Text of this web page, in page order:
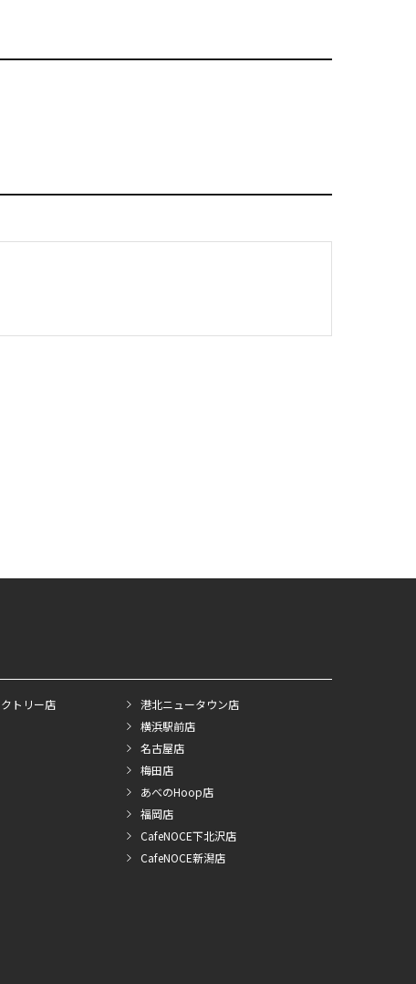
トリー店
港北ニュータウン店
横浜駅前店
名古屋店
梅田店
あべのHoop店
福岡店
CafeNOCE下北沢店
CafeNOCE新潟店